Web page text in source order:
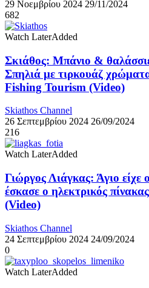
29 Νοεμβρίου 2024 29/11/2024
682
Watch LaterAdded
Σκιάθος: Μπάνιο &
Σπηλιά με τιρκουάζ
Fishing Tourism (Video)
Skiathos Channel
26 Σεπτεμβρίου 2024 26/09/2024
216
Watch LaterAdded
Γιώργος Λιάγκας: Άγιο είχε
έσκασε ο ηλεκτρικός
(Video)
Skiathos Channel
24 Σεπτεμβρίου 2024 24/09/2024
0
Watch LaterAdded